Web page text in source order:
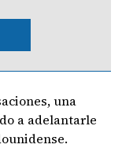
una
a adelantarle